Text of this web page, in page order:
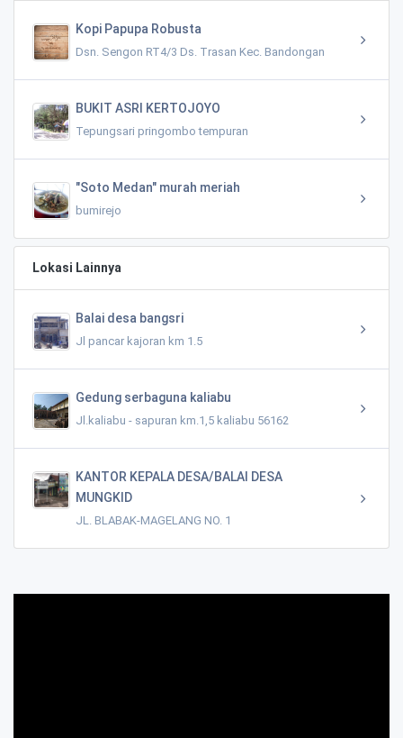
Kopi Papupa Robusta
Dsn. Sengon RT4/3 Ds. Trasan Kec. Bandongan
BUKIT ASRI KERTOJOYO
Tepungsari pringombo tempuran
"Soto Medan" murah meriah
bumirejo
Lokasi Lainnya
Balai desa bangsri
Jl pancar kajoran km 1.5
Gedung serbaguna kaliabu
Jl.kaliabu - sapuran km.1,5 kaliabu 56162
KANTOR KEPALA DESA/BALAI DESA
MUNGKID
JL. BLABAK-MAGELANG NO. 1